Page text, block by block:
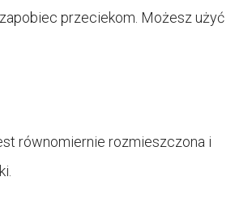
przeciekom. Możesz użyć
równomiernie rozmieszczona i